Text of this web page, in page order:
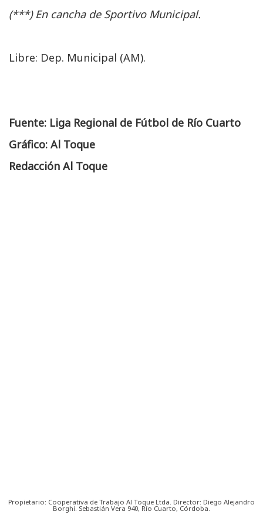
(***) En cancha de Sportivo Municipal.
Libre: Dep. Municipal (AM).
Fuente: Liga Regional de Fútbol de Río Cuarto
Gráfico: Al Toque
Redacción Al Toque
Propietario: Cooperativa de Trabajo Al Toque Ltda. Director: Diego Alejandro
Borghi. Sebastián Vera 940, Río Cuarto, Córdoba.